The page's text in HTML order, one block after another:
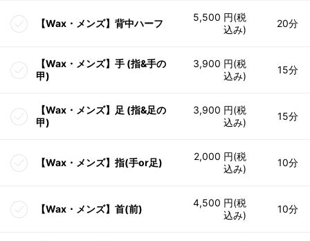
【Wax・メンズ】背中ハーフ
5,500 円(税
込み)
20分
【Wax・メンズ】手 (指&手の
甲)
3,900 円(税
込み)
15分
【Wax・メンズ】足 (指&足の
甲)
3,900 円(税
込み)
15分
【Wax・メンズ】指(手or足)
2,000 円(税
込み)
10分
【Wax・メンズ】首(前)
4,500 円(税
込み)
10分